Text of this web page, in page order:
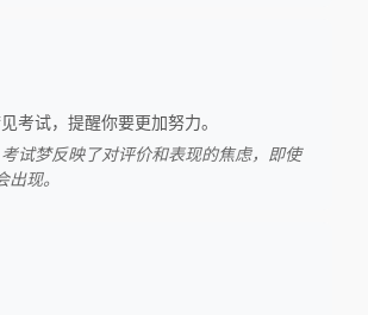
考试，提醒你要更加努力。
考试梦反映了对评价和表现的焦虑，即使
现。